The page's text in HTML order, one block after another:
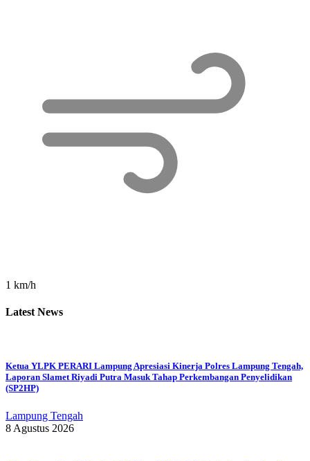
1 km/h
Latest News
Ketua YLPK PERARI Lampung Apresiasi Kinerja Polres Lampung Tengah,
Laporan Slamet Riyadi Putra Masuk Tahap Perkembangan Penyelidikan
(SP2HP)
Lampung Tengah
8 Agustus 2026